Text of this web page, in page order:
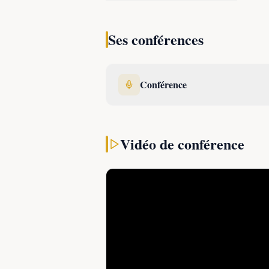
explorateur au monde à rallier le
Son parcours est également marqué
Ses conférences
Conférence
Vidéo de conférence